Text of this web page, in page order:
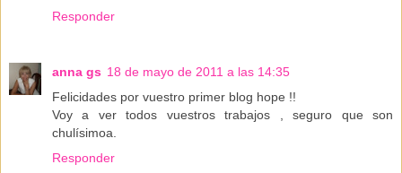
Responder
anna gs 18 de mayo de 2011 a las 14:35
Felicidades por vuestro primer blog hope !!
Voy a ver todos vuestros trabajos , seguro que son
chulísimoa.
Responder